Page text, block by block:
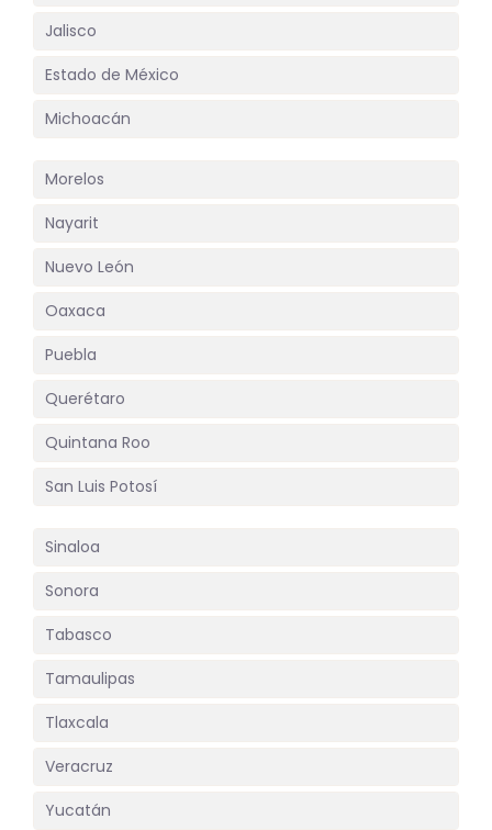
Jalisco
Estado de México
Michoacán
Morelos
Nayarit
Nuevo León
Oaxaca
Puebla
Querétaro
Quintana Roo
San Luis Potosí
Sinaloa
Sonora
Tabasco
Tamaulipas
Tlaxcala
Veracruz
Yucatán